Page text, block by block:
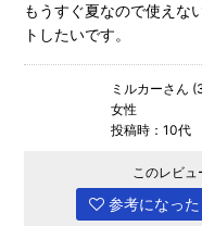
もうすぐ夏なので使えな
トしたいです。
ミルカーさん
女性
投稿時：10代
このレビュ
参考になった